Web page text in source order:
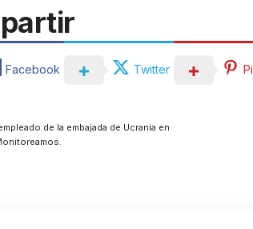
Facebook Twitter
de la embajada de Ucrania en